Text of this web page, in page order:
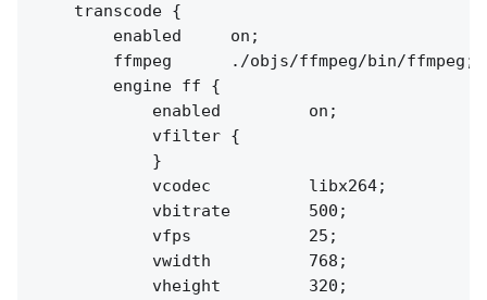
    transcode {
        enabled     on;
        ffmpeg      ./objs/ffmpeg/bin/ffmpeg;
        engine ff {
            enabled         on;
            vfilter {
            }
            vcodec          libx264;
            vbitrate        500;
            vfps            25;
            vwidth          768;
            vheight         320;